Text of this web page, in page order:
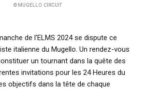
© MUGELLO CIRCUIT
de l'ELMS 2024 se dispute ce
italienne du Mugello. Un rendez-vous
un tournant dans la quête des
invitations pour les 24 Heures du
objectifs dans la tête de chaque